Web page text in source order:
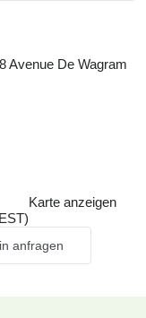
Avenue De Wagram
Karte anzeigen
anfragen